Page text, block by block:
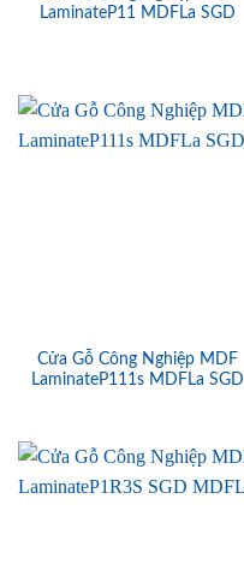
LaminateP11 MDFLa SGD
Cửa Gỗ Công Nghiệp MDF
LaminateP111s MDFLa SGD